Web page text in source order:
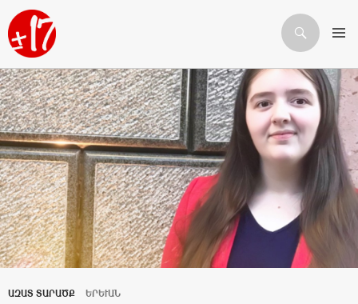
Որոնում
ԱՆՑՆԵԼ ԲՈՎԱՆԴԱԿՈՒԹՅԱՆԸ
ԱԶԱՏ ՏԱՐԱԾՔ ԵՐԵՒԱՆ